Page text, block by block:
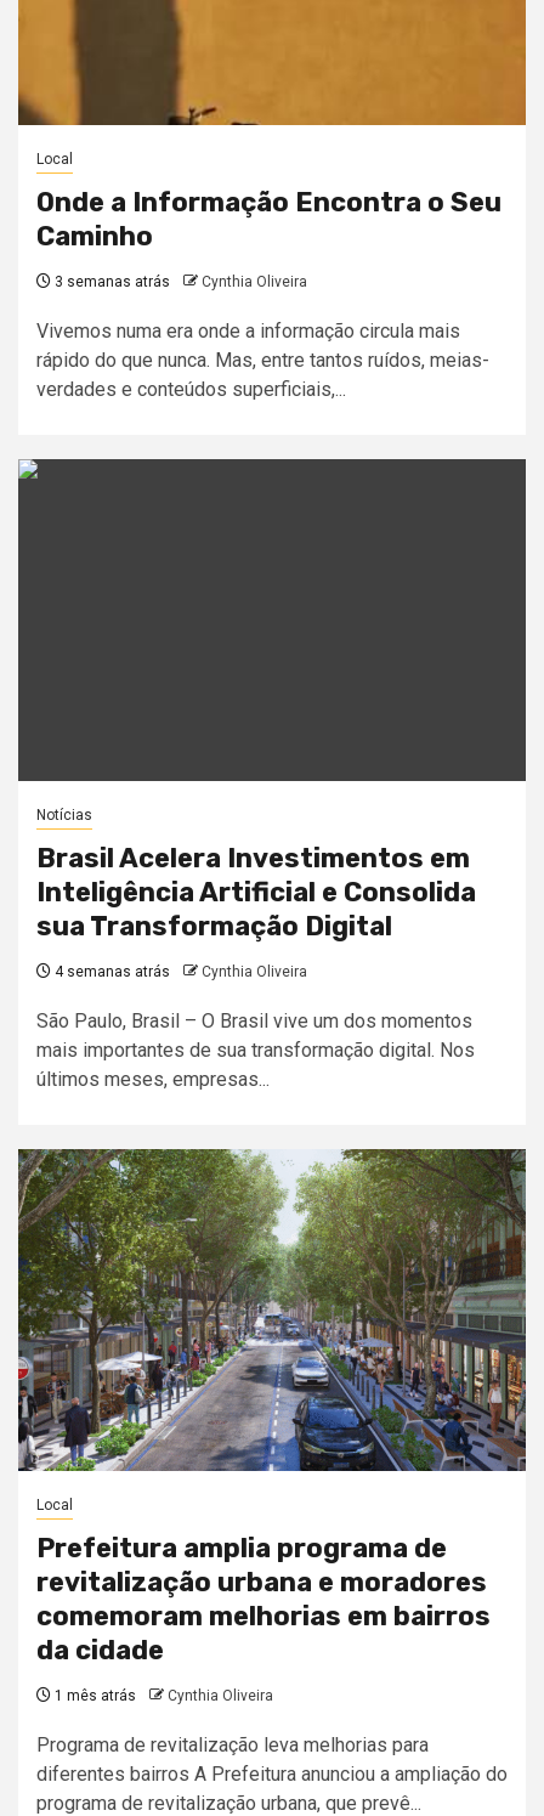
Local
Onde a Informação Encontra o Seu
Caminho
3 semanas atrás Cynthia Oliveira
Vivemos numa era onde a informação circula mais
rápido do que nunca. Mas, entre tantos ruídos, meias-
verdades e conteúdos superficiais,...
Notícias
Brasil Acelera Investimentos em
Inteligência Artificial e Consolida
sua Transformação Digital
4 semanas atrás Cynthia Oliveira
São Paulo, Brasil – O Brasil vive um dos momentos
mais importantes de sua transformação digital. Nos
últimos meses, empresas...
Local
Prefeitura amplia programa de
revitalização urbana e moradores
comemoram melhorias em bairros
da cidade
1 mês atrás Cynthia Oliveira
Programa de revitalização leva melhorias para
diferentes bairros A Prefeitura anunciou a ampliação do
programa de revitalização urbana, que prevê...